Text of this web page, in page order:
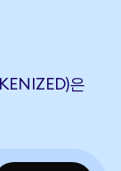
은